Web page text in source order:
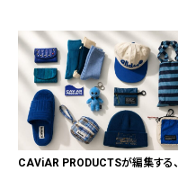
CAViAR PRODUCTSが編集する、